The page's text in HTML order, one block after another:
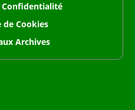
de Cookies
Archives